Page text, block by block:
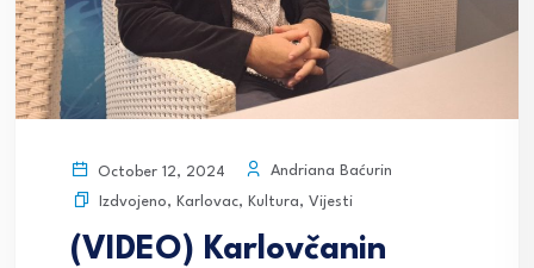
October 12, 2024
Andriana Baćurin
Izdvojeno, Karlovac, Kultura, Vijesti
(VIDEO) Karlovčanin